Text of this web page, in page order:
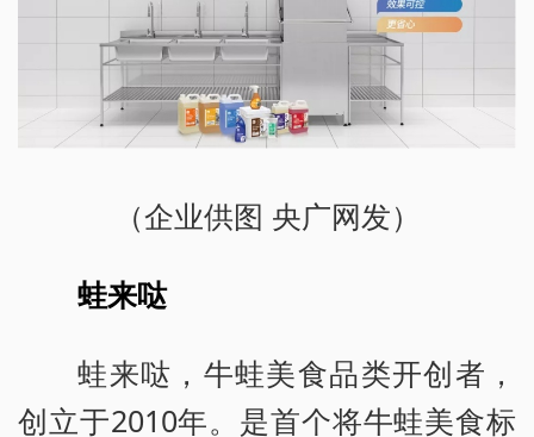
（企业供图 央广网发）
蛙来哒
蛙来哒，牛蛙美食品类开创者，
创立于2010年。是首个将牛蛙美食标